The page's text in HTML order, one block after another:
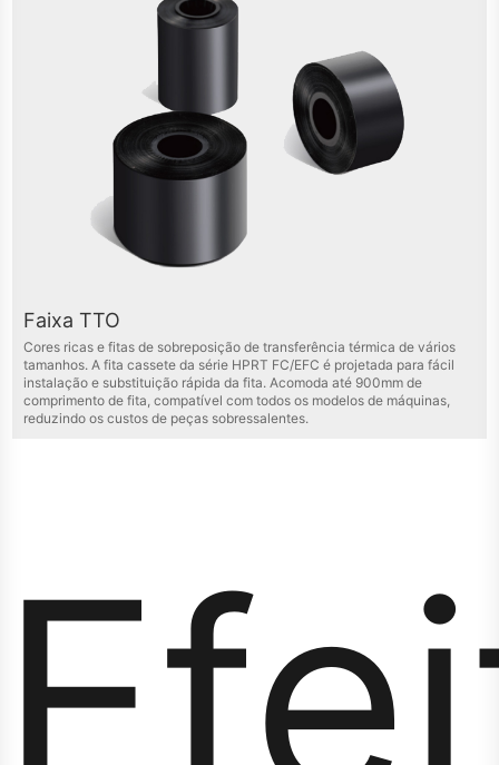
Faixa TTO
Cores ricas e fitas de sobreposição de transferência térmica de vários
tamanhos. A fita cassete da série HPRT FC/EFC é projetada para fácil
instalação e substituição rápida da fita. Acomoda até 900mm de
comprimento de fita, compatível com todos os modelos de máquinas,
reduzindo os custos de peças sobressalentes.